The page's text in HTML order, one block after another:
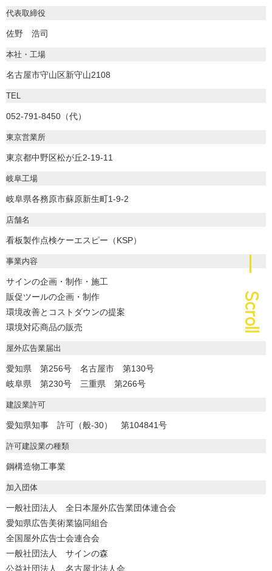
― Scroll
代表取締役
佐野 浩司
本社・工場
名古屋市守山区新守山2108
TEL
052-791-8450（代）
東京営業所
東京都中野区松が丘2-19-11
岐阜工場
岐阜県各務原市蘇原新生町1-9-2
店舗名
看板製作点検ケーエスピー（KSP）
事業内容
サインの企画・制作・施工
販促ツールの企画・制作
環境改善とコストダウンの提案
環境対応商品の販売
屋外広告業届出
愛知県 第256号 名古屋市 第130号
岐阜県 第230号 三重県 第266号
建設業許可
愛知県知事 許可（般-30） 第104841号
許可建設業の種類
鋼構造物工事業
加入団体
一般社団法人 全日本屋外広告業団体連合会
愛知県広告美術業協同組合
全国屋外広告士会連合会
一般社団法人 サインの森
公益社団法人 名古屋北法人会